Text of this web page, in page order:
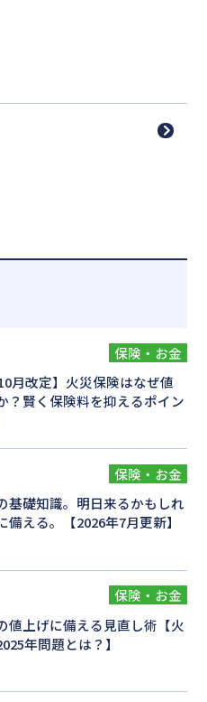
保険・お金
月改定】火災保険はなぜ値
？賢く保険料を抑えるポイン
保険・お金
基礎知識。明日来るかもしれ
備える。【2026年7月更新】
保険・お金
値上げに備える見直し術【火
年問題とは？】